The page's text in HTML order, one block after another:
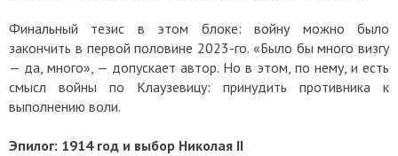
Финальный тезис в этом блоке: войну можно было
закончить в первой половине 2023-го. «Было бы много визгу
— да, много», — допускает автор. Но в этом, по нему, и есть
смысл войны по Клаузевицу: принудить противника к
выполнению воли.
Эпилог: 1914 год и выбор Николая II